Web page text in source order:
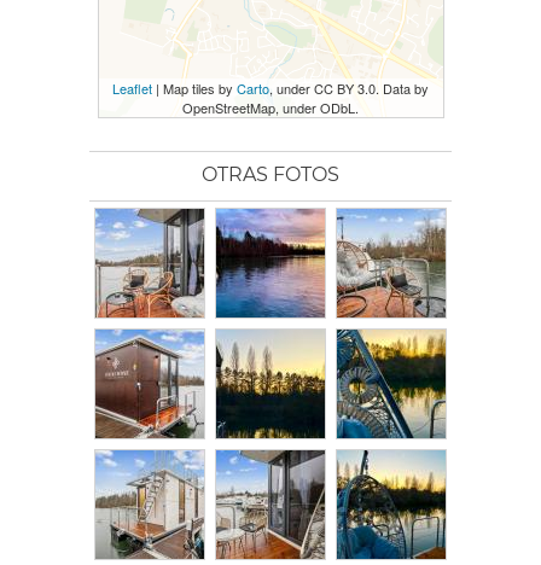
Leaflet | Map tiles by Carto, under CC BY 3.0. Data by
OpenStreetMap, under ODbL.
OTRAS FOTOS